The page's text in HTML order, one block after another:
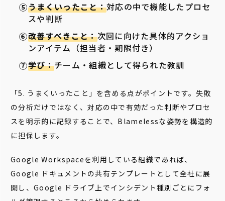
うまくいったこと：対応の中で機能したプロセ
スや判断
改善すべきこと：次回に向けた具体的アクショ
ンアイテム（担当者・期限付き）
学び：チーム・組織として得られた教訓
「5. うまくいったこと」を含める点がポイントです。失敗
の分析だけではなく、対応の中で有効だった判断やプロセ
スを明示的に記録することで、Blamelessな姿勢を構造的
に担保します。
Google Workspaceを利用している組織であれば、
Google ドキュメントの共有テンプレートとして全社に展
開し、Google ドライブ上でインシデント種別ごとにフォ